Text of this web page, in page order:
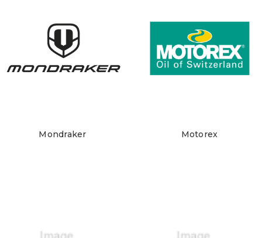
Mondraker Motorex